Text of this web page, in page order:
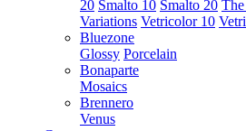
20 Smalto 10 Smalto 20
Variations Vetricolor 10
Bluezone
Glossy Porcelain
Bonaparte
Mosaics
Brennero
Venus